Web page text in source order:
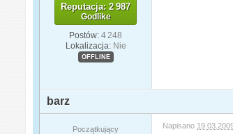
Reputacja: 2 987
Godlike
Postów: 4 248
Lokalizacja: Nie
OFFLINE
barz
Początkujący Napisano